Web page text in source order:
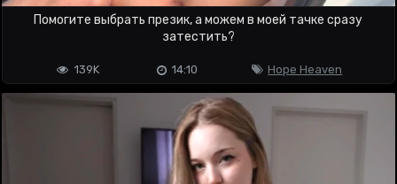
Помогите выбрать презик, а можем в моей тачке сразу
затестить?
Hope Heaven
14:10
139K